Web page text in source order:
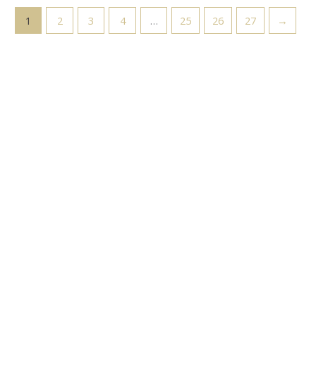
1 2 3 4 … 25 26 27 →